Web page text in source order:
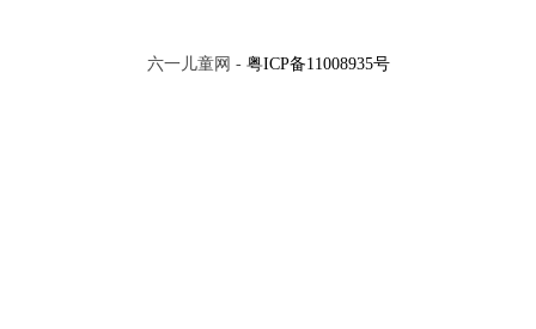
六一儿童网 - 粤ICP备11008935号